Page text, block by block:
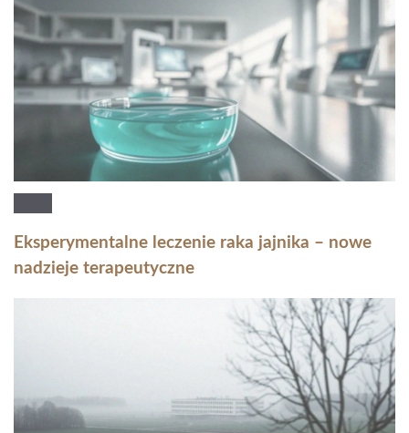
Eksperymentalne leczenie raka jajnika – nowe
nadzieje terapeutyczne